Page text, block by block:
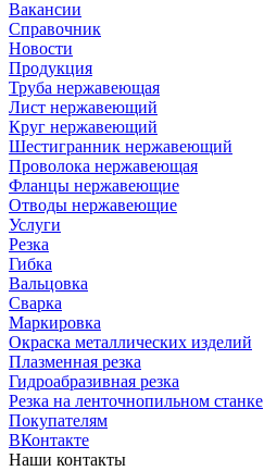
Вакансии
Справочник
Новости
Продукция
Труба нержавеющая
Лист нержавеющий
Круг нержавеющий
Шестигранник нержавеющий
Проволока нержавеющая
Фланцы нержавеющие
Отводы нержавеющие
Услуги
Резка
Гибка
Вальцовка
Сварка
Маркировка
Окраска металлических изделий
Плазменная резка
Гидроабразивная резка
Резка на ленточнопильном станке
Покупателям
ВКонтакте
Наши контакты